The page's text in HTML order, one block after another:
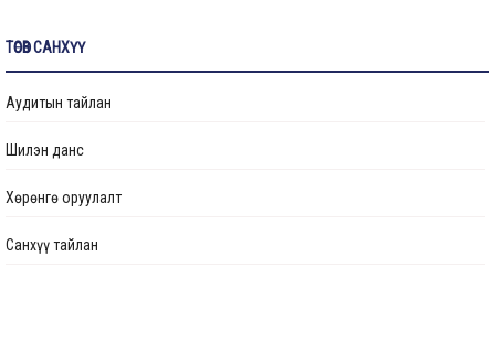
ТӨСӨВ САНХҮҮ
Аудитын тайлан
Шилэн данс
Хөрөнгө оруулалт
Санхүү тайлан